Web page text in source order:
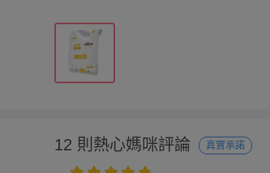
12 則熱心媽咪評論 真實承諾